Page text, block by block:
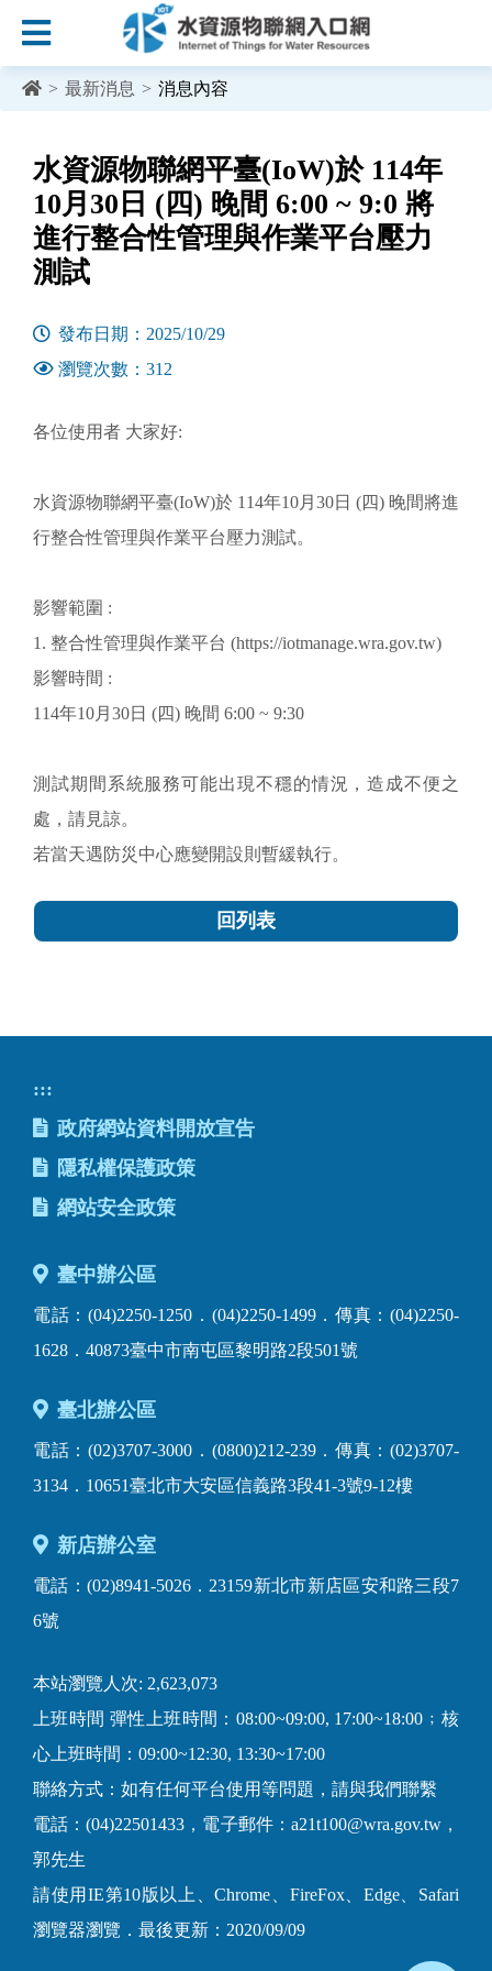
跳到主要內容區塊
> 最新消息 > 消息內容
水資源物聯網平臺(IoW)於 114年
10月30日 (四) 晚間 6:00 ~ 9:0 將
進行整合性管理與作業平台壓力
測試
發布日期：2025/10/29
瀏覽次數：312
各位使用者 大家好:
水資源物聯網平臺(IoW)於 114年10月30日 (四) 晚間將進
行整合性管理與作業平台壓力測試。
影響範圍 :
1. 整合性管理與作業平台 (https://iotmanage.wra.gov.tw)
影響時間 :
114年10月30日 (四) 晚間 6:00 ~ 9:30
測試期間系統服務可能出現不穩的情況，造成不便之
處，請見諒。
若當天遇防災中心應變開設則暫緩執行。
回列表
:::
政府網站資料開放宣告
隱私權保護政策
網站安全政策
臺中辦公區
電話：(04)2250-1250．(04)2250-1499．傳真：(04)2250-
1628．40873臺中市南屯區黎明路2段501號
臺北辦公區
電話：(02)3707-3000．(0800)212-239．傳真：(02)3707-
3134．10651臺北市大安區信義路3段41-3號9-12樓
新店辦公室
電話：(02)8941-5026．23159新北市新店區安和路三段7
6號
本站瀏覽人次: 2,623,073
上班時間 彈性上班時間：08:00~09:00, 17:00~18:00﹔核
心上班時間：09:00~12:30, 13:30~17:00
聯絡方式：如有任何平台使用等問題，請與我們聯繫
電話：(04)22501433，電子郵件：a21t100@wra.gov.tw，
郭先生
請使用IE第10版以上、Chrome、FireFox、Edge、Safari
瀏覽器瀏覽．最後更新：2020/09/09